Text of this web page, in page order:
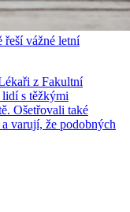
vážné letní
z Fakultní
s těžkými
Ošetřovali také
varují, že podobných